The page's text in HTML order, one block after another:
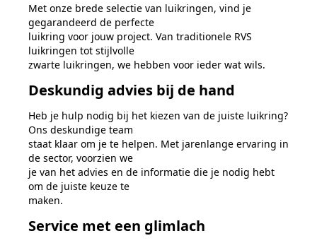
Met onze brede selectie van luikringen, vind je
gegarandeerd de perfecte
luikring voor jouw project. Van traditionele RVS
luikringen tot stijlvolle
zwarte luikringen, we hebben voor ieder wat wils.
Deskundig advies bij de hand
Heb je hulp nodig bij het kiezen van de juiste luikring?
Ons deskundige team
staat klaar om je te helpen. Met jarenlange ervaring in
de sector, voorzien we
je van het advies en de informatie die je nodig hebt
om de juiste keuze te
maken.
Service met een glimlach